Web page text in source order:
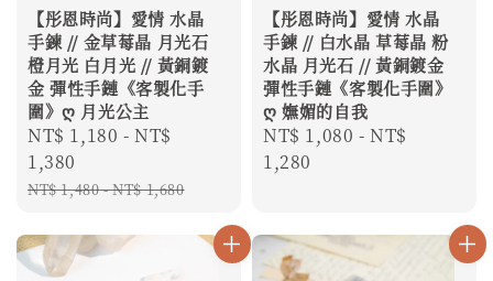
【彤恩時尚】愛情 水晶
手鍊 // 金草莓晶 月光石
橙月光 白月光 // 黃銅鍍
金 彈性手鏈《客製化手
圍》ღ 月光公主
Sale
price
NT$ 1,180 -NT$
1,380
Regular
NT$ 1,480-NT$ 1,680
【彤恩時尚】愛情 水晶
手鍊 // 白水晶 草莓晶 粉
水晶 月光石 // 黃銅鍍金
彈性手鏈《客製化手圍》
ღ 嫵媚的自我
Regular
price
NT$ 1,080 -NT$
1,280